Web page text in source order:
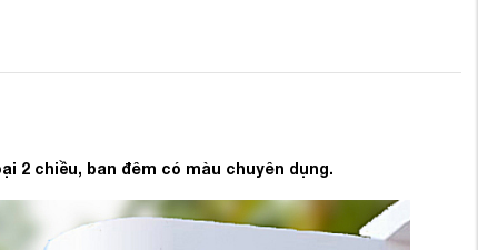
2 chiều, ban đêm có màu chuyên dụng.